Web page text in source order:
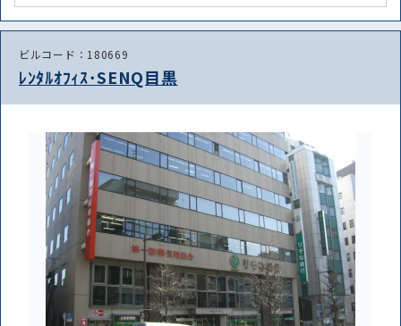
から探す から探す
条件を絞り込む
ビルコード：180669
ﾚﾝﾀﾙｵﾌｨｽ･SENQ目黒